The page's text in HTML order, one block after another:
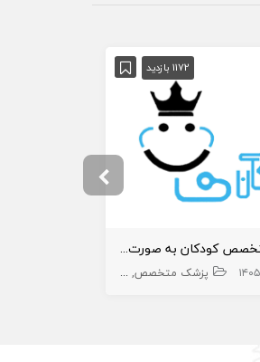
1172 بازدید
استخدام متخصص کودکان به صورت درصدی
پزشک متخصص اطفال